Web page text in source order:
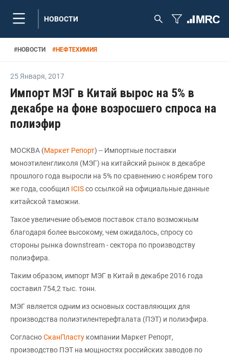
НОВОСТИ
#НОВОСТИ #НЕФТЕХИМИЯ
25 Января, 2017
Импорт МЭГ в Китай вырос на 5% в
декабре на фоне возросшего спроса на
полиэфир
МОСКВА (Маркет Репорт) -- Импортные поставки
моноэтиленгликоля (МЭГ) на китайский рынок в декабре
прошлого года выросли на 5% по сравнению с ноябрем того
же года, сообщил ICISсо ссылкой на официальные данные
китайской таможни.
Такое увеличение объемов поставок стало возможным
благодаря более высокому, чем ожидалось, спросу со
стороны рынка downstream - сектора по производству
полиэфира.
Таким образом, импорт МЭГ в Китай в декабре 2016 года
составил 754,2 тыс. тонн.
МЭГ является одним из основных составляющих для
производства полиэтилентерефталата (ПЭТ) и полиэфира.
СогласноСканПласту компании Маркет Репорт,
производство ПЭТ на мощностях российских заводов по